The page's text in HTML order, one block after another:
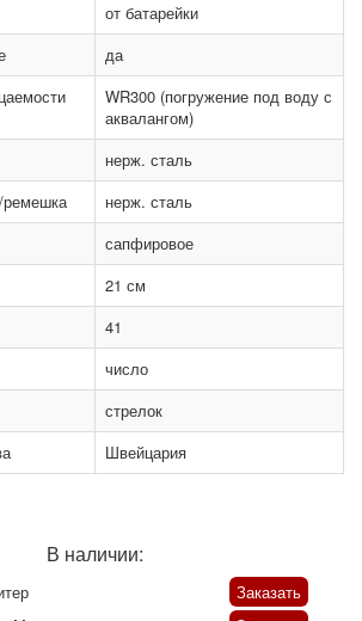
от батарейки
да
WR300 (погружение под воду с
аквалангом)
нерж. сталь
ремешка
нерж. сталь
сапфировое
21 см
41
число
стрелок
Швейцария
В наличии:
Заказать